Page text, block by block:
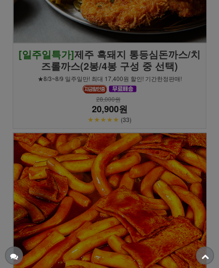
[일주일특가]제주 흑돼지 통등심돈까스/치
즈롤까스(2봉/4봉 구성 중 선택)
★8/3~8/9 일주일만! 최대 17,400원 할인! 기간한정판매!
28,000원
20,900원
★★★★★ (33)